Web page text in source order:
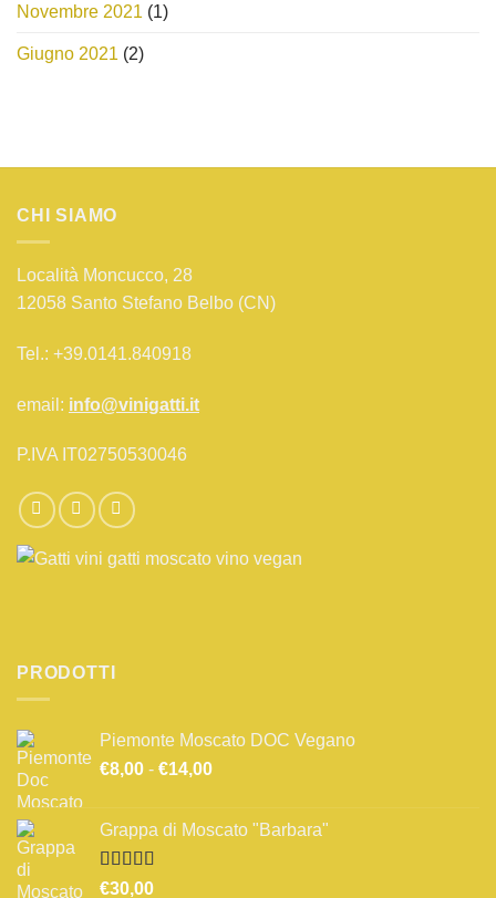
Novembre 2021 (1)
Giugno 2021 (2)
CHI SIAMO
Località Moncucco, 28
12058 Santo Stefano Belbo (CN)
Tel.: +39.0141.840918
email: info@vinigatti.it
P.IVA IT02750530046
PRODOTTI
Piemonte Moscato DOC Vegano
€8,00 - €14,00Fascia
da
Grappa di Moscato "Barbara"
Valutato
€30,00